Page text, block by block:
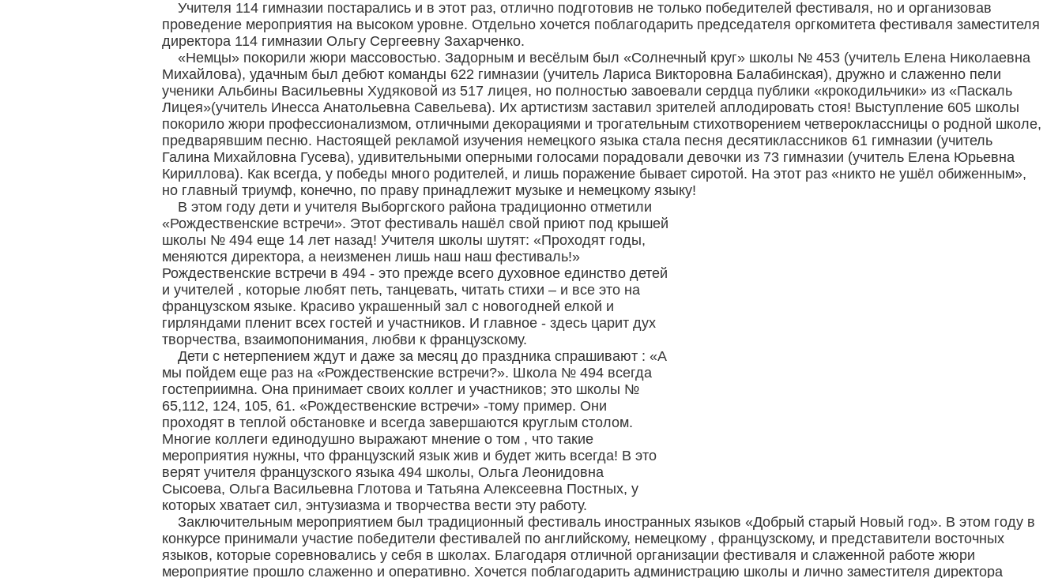
Учителя 114 гимназии постарались и в этот раз, отлично подготовив не только победителей фестиваля, но и организовав
проведение мероприятия на высоком уровне. Отдельно хочется поблагодарить председателя оргкомитета фестиваля заместителя
директора 114 гимназии Ольгу Сергеевну Захарченко.
«Немцы» покорили жюри массовостью. Задорным и весёлым был «Солнечный круг» школы № 453 (учитель Елена Николаевна
Михайлова), удачным был дебют команды 622 гимназии (учитель Лариса Викторовна Балабинская), дружно и слаженно пели
ученики Альбины Васильевны Худяковой из 517 лицея, но полностью завоевали сердца публики «крокодильчики» из «Паскаль
Лицея»(учитель Инесса Анатольевна Савельева). Их артистизм заставил зрителей аплодировать стоя! Выступление 605 школы
покорило жюри профессионализмом, отличными декорациями и трогательным стихотворением четвероклассницы о родной школе,
предварявшим песню. Настоящей рекламой изучения немецкого языка стала песня десятиклассников 61 гимназии (учитель
Галина Михайловна Гусева), удивительными оперными голосами порадовали девочки из 73 гимназии (учитель Елена Юрьевна
Кириллова). Как всегда, у победы много родителей, и лишь поражение бывает сиротой. На этот раз «никто не ушёл обиженным»,
но главный триумф, конечно, по праву принадлежит музыке и немецкому языку!
В этом году дети и учителя Выборгского района традиционно отметили
«Рождественские встречи». Этот фестиваль нашёл свой приют под крышей
школы № 494 еще 14 лет назад! Учителя школы шутят: «Проходят годы,
меняются директора, а неизменен лишь наш наш фестиваль!»
Рождественские встречи в 494 - это прежде всего духовное единство детей
и учителей , которые любят петь, танцевать, читать стихи – и все это на
французском языке. Красиво украшенный зал с новогодней елкой и
гирляндами пленит всех гостей и участников. И главное - здесь царит дух
творчества, взаимопонимания, любви к французскому.
Дети с нетерпением ждут и даже за месяц до праздника спрашивают : «А
мы пойдем еще раз на «Рождественские встречи?». Школа № 494 всегда
гостеприимна. Она принимает своих коллег и участников; это школы №
65,112, 124, 105, 61. «Рождественские встречи» -тому пример. Они
проходят в теплой обстановке и всегда завершаются круглым столом.
Многие коллеги единодушно выражают мнение о том , что такие
мероприятия нужны, что французский язык жив и будет жить всегда! В это
верят учителя французского языка 494 школы, Ольга Леонидовна
Сысоева, Ольга Васильевна Глотова и Татьяна Алексеевна Постных, у
которых хватает сил, энтузиазма и творчества вести эту работу.
Заключительным мероприятием был традиционный фестиваль иностранных языков «Добрый старый Новый год». В этом году в
конкурсе принимали участие победители фестивалей по английскому, немецкому , французскому, и представители восточных
языков, которые соревновались у себя в школах. Благодаря отличной организации фестиваля и слаженной работе жюри
мероприятие прошло слаженно и оперативно. Хочется поблагодарить администрацию школы и лично заместителя директора